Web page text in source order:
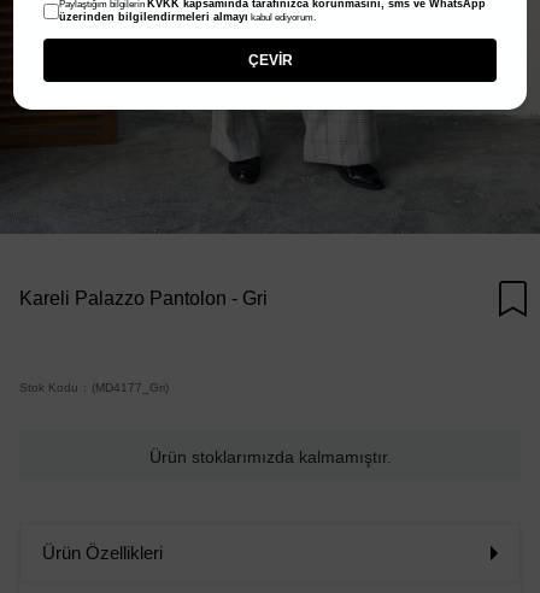
Kareli Palazzo Pantolon - Gri
Stok Kodu (MD4177_Gri)
Ürün stoklarımızda kalmamıştır.
Ürün Özellikleri
Paylaştığım bilgilerin KVKK kapsamında tarafınızca korunmasını, sms ve WhatsApp
üzerinden bilgilendirmeleri almayı kabul ediyorum.
ÇEVİR